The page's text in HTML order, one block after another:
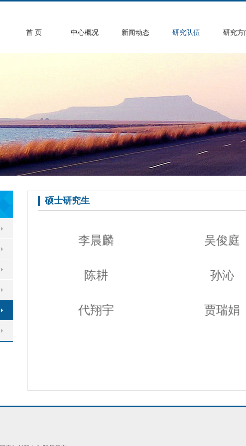
首 页 中心概况 新闻动态 研究队伍 研究方
硕士研究生
李晨麟 吴俊庭
陈耕 孙沁
代翔宇 贾瑞娟